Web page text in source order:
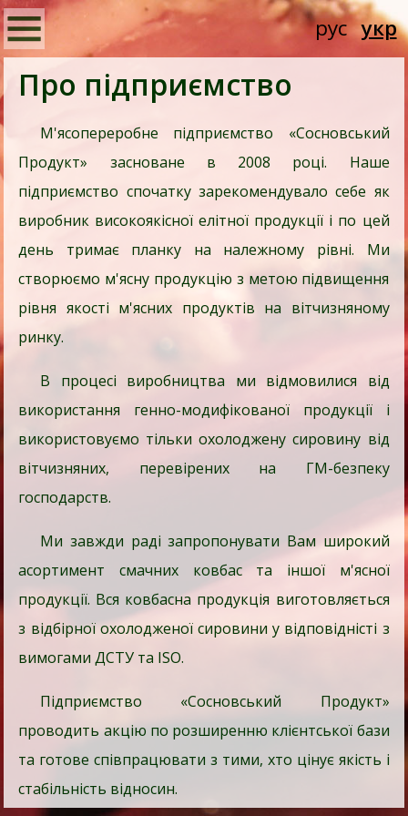
Про підприємство
М'ясопереробне підприємство «Сосновський
Продукт» засноване в 2008 році. Наше
підприємство спочатку зарекомендувало себе як
виробник високоякісної елітної продукції і по цей
день тримає планку на належному рівні. Ми
створюємо м'ясну продукцію з метою підвищення
рівня якості м'ясних продуктів на вітчизняному
ринку.
В процесі виробництва ми відмовилися від
використання генно-модифікованої продукції і
використовуємо тільки охолоджену сировину від
вітчизняних, перевірених на ГМ-безпеку
господарств.
Ми завжди раді запропонувати Вам широкий
асортимент смачних ковбас та іншої м'ясної
продукції. Вся ковбасна продукція виготовляється
з відбірної охолодженої сировини у відповідністі з
вимогами ДСТУ та ISO.
Підприємство «Сосновський Продукт»
проводить акцію по розширенню клієнтської бази
та готове співпрацювати з тими, хто цінує якість і
стабільність відносин.
рус укр